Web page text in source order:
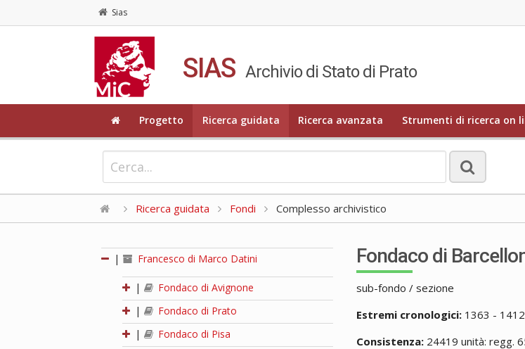
Sias
SIAS Archivio di Stato di Prato
Progetto Ricerca guidata Ricerca avanzata Strumenti di ricerca on
Ricerca guidata Fondi Complesso archivistico
| Francesco di Marco Datini
|
Fondaco di Avignone
|
Fondaco di Prato
|
Fondaco di Pisa
Fondaco di
sub-fondo / sezione
Estremi cronologici: 1363 - 1412
Consistenza: 24419 unità: regg.